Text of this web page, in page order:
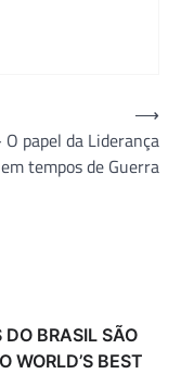
papel da Liderança
em tempos de Guerra
⟶
BRASIL SÃO
WORLD’S BEST